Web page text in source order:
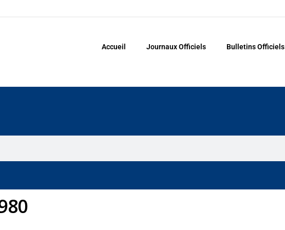
Accueil Journaux Officiels Bulletins Officiels